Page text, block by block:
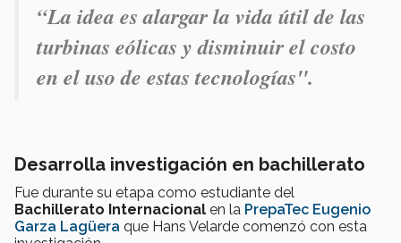
“La idea es alargar la vida útil de las
turbinas eólicas y disminuir el costo
en el uso de estas tecnologías".
Desarrolla investigación en bachillerato
Fue durante su etapa como estudiante del
Bachillerato Internacional en la PrepaTec Eugenio
Garza Lagüera que Hans Velarde comenzó con esta